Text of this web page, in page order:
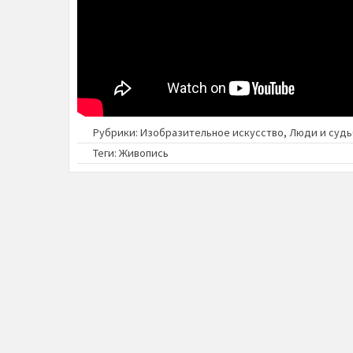
Рубрики: Изобразительное искусство, Люди и
Теги: Живопись